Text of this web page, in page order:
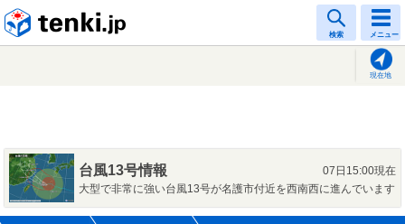
検索 メニュー
現在地
台風13号情報
07日15:00現在
大型で非常に強い台風13号が名護市付近を西南西に進んでいます